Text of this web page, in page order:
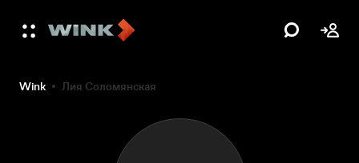
Wink Лия Соломянская